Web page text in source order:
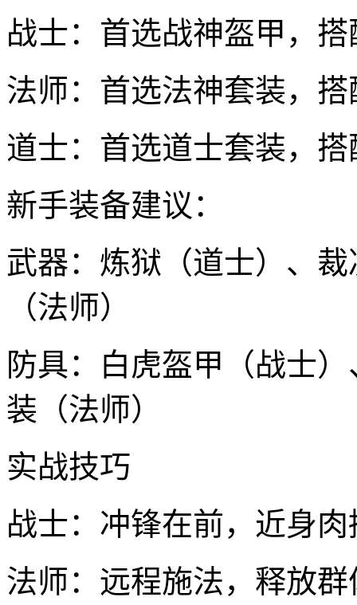
战士：首选战神盔甲，
法师：首选法神套装，
道士：首选道士套装，
新手装备建议：
武器：炼狱（道士）、
（法师）
防具：白虎盔甲（战士
装（法师）
实战技巧
战士：冲锋在前，近身
法师：远程施法，释放